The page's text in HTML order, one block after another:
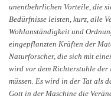
unentbehrlichen Vorteile, die
Bedürfnisse leisten, kurz, alle
Wohlanständigkeit und
eingepflanzten Kräften der
Naturforscher, die sich mit
wird vor dem Richterstuhle
müssen. Es wird in der Tat als
Gott in der Maschine die